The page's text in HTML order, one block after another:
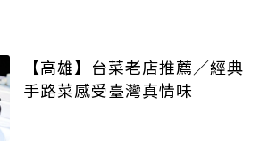
【高雄】台菜老店推薦／經典
手路菜感受臺灣真情味